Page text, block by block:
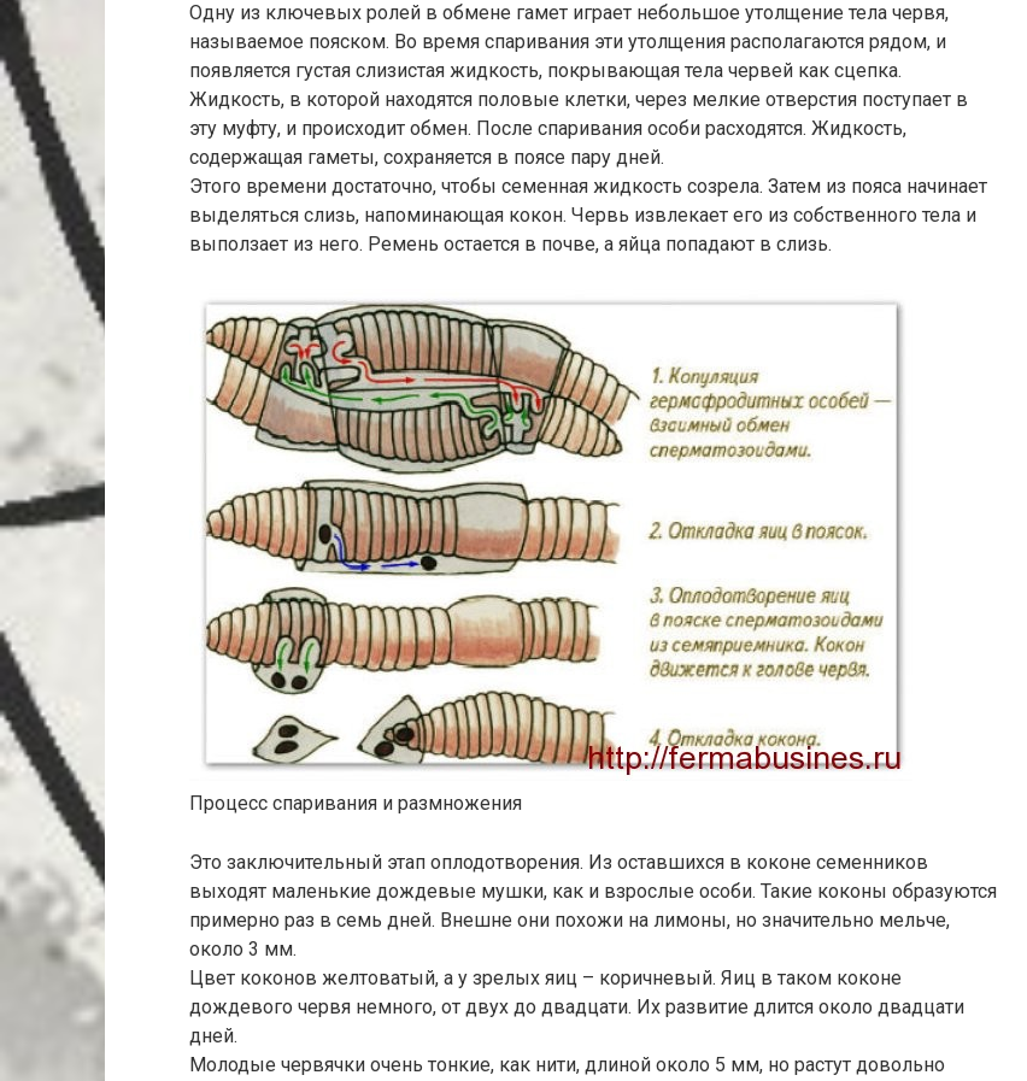
Одну из ключевых ролей в обмене гамет играет небольшое утолщение тела червя,
называемое пояском. Во время спаривания эти утолщения располагаются рядом, и
появляется густая слизистая жидкость, покрывающая тела червей как сцепка.
Жидкость, в которой находятся половые клетки, через мелкие отверстия поступает в
эту муфту, и происходит обмен. После спаривания особи расходятся. Жидкость,
содержащая гаметы, сохраняется в поясе пару дней.
Этого времени достаточно, чтобы семенная жидкость созрела. Затем из пояса начинает
выделяться слизь, напоминающая кокон. Червь извлекает его из собственного тела и
выползает из него. Ремень остается в почве, а яйца попадают в слизь.
Процесс спаривания и размножения
Это заключительный этап оплодотворения. Из оставшихся в коконе семенников
выходят маленькие дождевые мушки, как и взрослые особи. Такие коконы образуются
примерно раз в семь дней. Внешне они похожи на лимоны, но значительно мельче,
около 3 мм.
Цвет коконов желтоватый, а у зрелых яиц – коричневый. Яиц в таком коконе
дождевого червя немного, от двух до двадцати. Их развитие длится около двадцати
дней.
Молодые червячки очень тонкие, как нити, длиной около 5 мм, но растут довольно